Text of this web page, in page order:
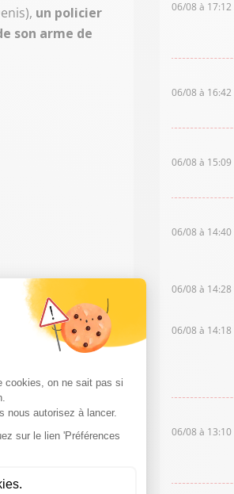
un policier
son arme de
- membre d'une
qui avait été
06/08 à 17:12
06/08 à 16:42
06/08 à 15:09
06/08 à 14:40
06/08 à 14:28
06/08 à 14:18
06/08 à 13:10